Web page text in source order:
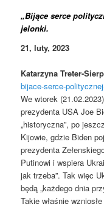
„Bijące serce
jelonki.
21,luty, 2023
Katarzyna Treter-
bijace-serce-
We wtorek
prezydenta USA Joe
„historyczna”, po
Kijowie, gdzie Biden
prezydenta
Putinowi i wspiera
jak trzeba”. Tak więc
będą „każdego dnia
Takie właśnie